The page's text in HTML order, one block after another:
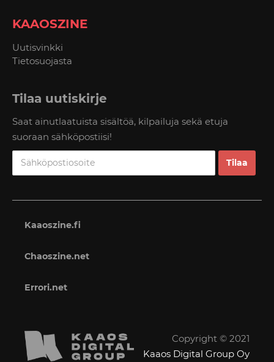
KAAOSZINE
Uutisvinkki
Tietosuojasta
Tilaa uutiskirje
Saat ainutlaatuista sisältöä, kilpailuja sekä etuja
suoraan sähköpostiisi!
Kaaoszine.fi
Chaoszine.net
Errori.net
Copyright © 2021
Kaaos Digital Group Oy